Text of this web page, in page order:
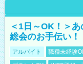
＜1日～OK！＞
総会のお手伝い！
アルバイト 職種未経験